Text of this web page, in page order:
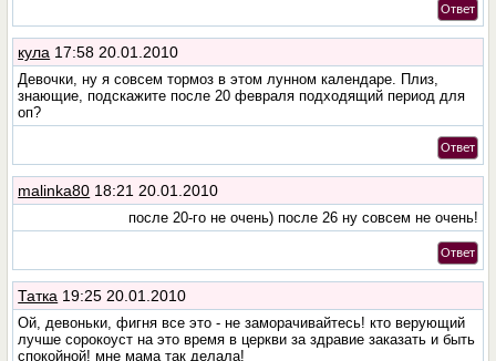
Ответ
кула 17:58 20.01.2010
Девочки, ну я совсем тормоз в этом лунном календаре. Плиз,
знающие, подскажите после 20 февраля подходящий период для
оп?
Ответ
malinka80 18:21 20.01.2010
после 20-го не очень) после 26 ну совсем не очень!
Ответ
Татка 19:25 20.01.2010
Ой, девоньки, фигня все это - не заморачивайтесь! кто верующий
лучше сорокоуст на это время в церкви за здравие заказать и быть
спокойной! мне мама так делала!